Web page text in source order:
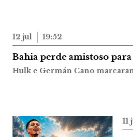
12 jul 19:52
Bahia perde amistoso
Hulk e Germán Cano
11